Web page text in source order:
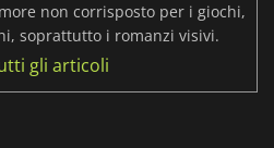
non corrisposto per i giochi,
soprattutto i romanzi visivi.
gli articoli